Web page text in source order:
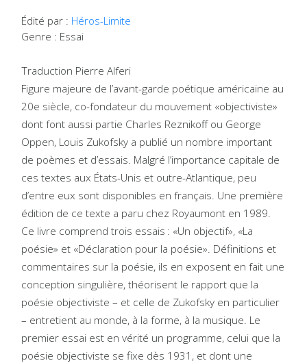
Édité par : Héros-Limite
Genre : Essai
Traduction Pierre Alferi
Figure majeure de l’avant-garde poétique américaine au
20e siècle, co-fondateur du mouvement «objectiviste»
dont font aussi partie Charles Reznikoff ou George
Oppen, Louis Zukofsky a publié un nombre important
de poèmes et d’essais. Malgré l’importance capitale de
ces textes aux États-Unis et outre-Atlantique, peu
d’entre eux sont disponibles en français. Une première
édition de ce texte a paru chez Royaumont en 1989.
Ce livre comprend trois essais : «Un objectif», «La
poésie» et «Déclaration pour la poésie». Définitions et
commentaires sur la poésie, ils en exposent en fait une
conception singulière, théorisent le rapport que la
poésie objectiviste – et celle de Zukofsky en particulier
– entretient au monde, à la forme, à la musique. Le
premier essai est en vérité un programme, celui que la
poésie objectiviste se fixe dès 1931, et dont une